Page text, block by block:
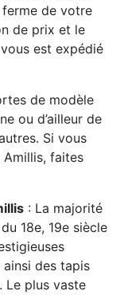
ferme de votre
de prix et le
est expédié
de modèle
ou d’ailleur de
Si vous
faites
: La majorité
18e, 19e siècle
des tapis
Le plus vaste